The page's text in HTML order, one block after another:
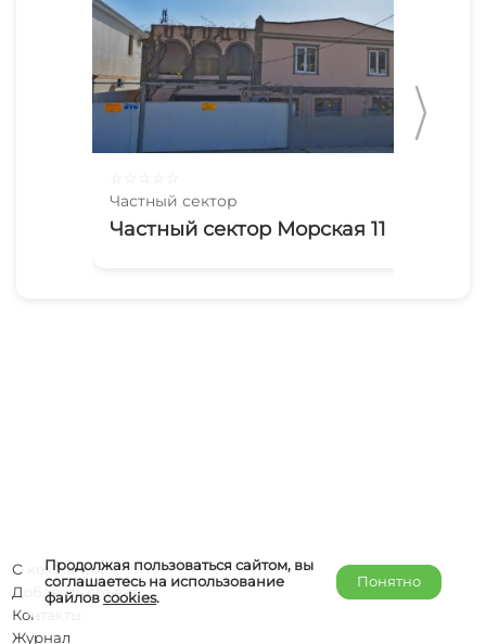
Частный сектор
Частный сектор Морская 11
Продолжая пользоваться сайтом, вы
соглашаетесь на использование
файловcookies.
Понятно
О компании
Добавить объект
Контакты
Журнал